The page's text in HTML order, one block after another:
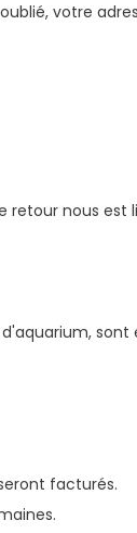
votre
retour nous est
sont
facturés.